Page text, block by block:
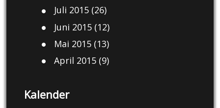
Juli 2015(26)
Juni 2015(12)
Mai 2015(13)
April 2015(9)
Kalender